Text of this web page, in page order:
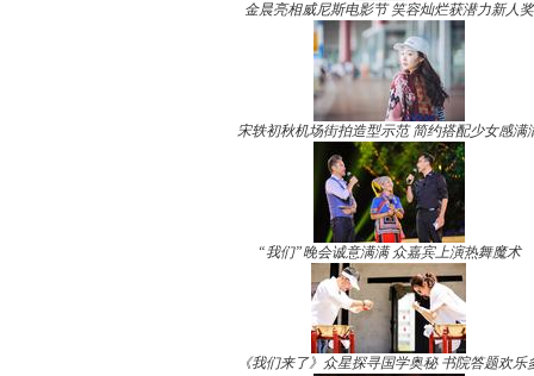
金晨亮相威尼斯电影节 笑容灿烂获潜力新人奖
宋轶初秋机场街拍造型示范 简约搭配少女感满
“我们”晚会诚意满满 众嘉宾上演热舞魔术
《我们来了》众星探寻国学奥秘 书院答题欢乐